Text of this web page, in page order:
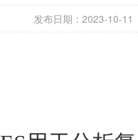
发布日期：2023-10-11